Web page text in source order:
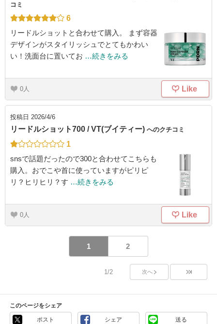
コミ
6
リードルショットと合わせて購入。 まず容器
デザインがスタイリッシュでとてもかわい
い！洗面台に置いてお …続きをみる
0 Like
投稿日 2026/4/6
リードルショット700 / VT(ブイティー) へのクチコミ
1
snsで話題だったので300と合わせてこちらも
購入。おでこや首に使っていますがピリピ
リ？ヒリヒリ？す …続きをみる
0 Like
1 2
1/2 次へ
このページをシェア
ポスト シェア 送る